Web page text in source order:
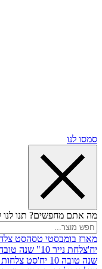
תנו לנו לעזור לכם
טסה
יח'
צלחת נייר 8" שנה
סט צלחות שנה טובה לבן זהב